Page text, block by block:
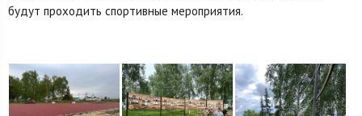
будут проходить спортивные мероприятия.